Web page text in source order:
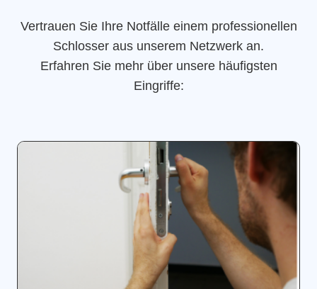
Vertrauen Sie Ihre Notfälle einem professionellen
Schlosser aus unserem Netzwerk an.
Erfahren Sie mehr über unsere häufigsten
Eingriffe: